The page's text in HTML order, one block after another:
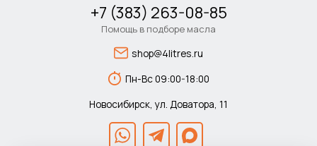
+7 (383) 263-08-85
Помощь в подборе масла
shop@4litres.ru
Пн-Вс 09:00-18:00
Новосибирск, ул. Доватора, 11